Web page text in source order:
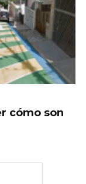
cómo son